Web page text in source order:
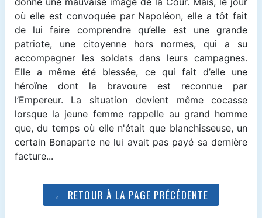
où elle est convoquée par Napoléon, elle a tôt fait
de lui faire comprendre qu’elle est une grande
patriote, une citoyenne hors normes, qui a su
accompagner les soldats dans leurs campagnes.
Elle a même été blessée, ce qui fait d’elle une
héroïne dont la bravoure est reconnue par
l’Empereur. La situation devient même cocasse
lorsque la jeune femme rappelle au grand homme
que, du temps où elle n'était que blanchisseuse, un
certain Bonaparte ne lui avait pas payé sa dernière
facture...
← RETOUR À LA PAGE PRÉCÉDENTE